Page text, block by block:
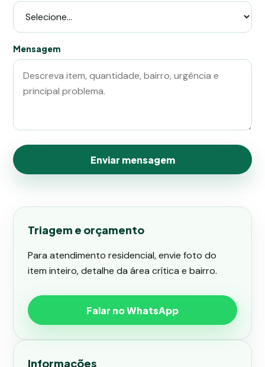
Mensagem
Enviar mensagem
Triagem e orçamento
Para atendimento residencial, envie foto do
item inteiro, detalhe da área crítica e bairro.
Falar no WhatsApp
Informações